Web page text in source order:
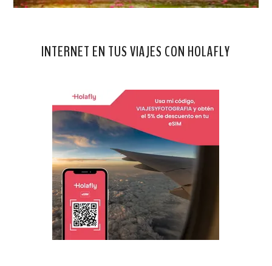
INTERNET EN TUS VIAJES CON HOLAFLY